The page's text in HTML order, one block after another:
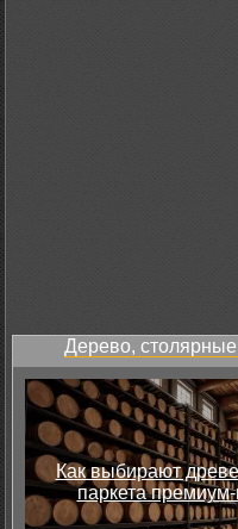
Дерево,
Как выбирают
паркета премиум-